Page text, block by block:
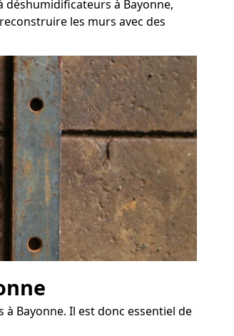
à Bayonne,
les murs avec des
Bayonne. Il est donc essentiel de